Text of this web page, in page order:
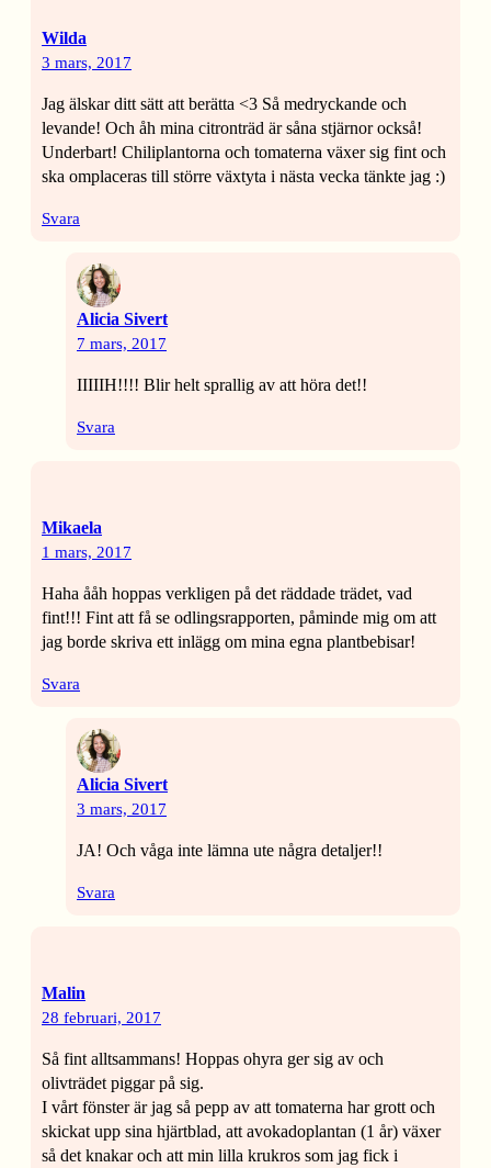
Wilda
3 mars, 2017
Jag älskar ditt sätt att berätta <3 Så medryckande och
levande! Och åh mina citronträd är såna stjärnor också!
Underbart! Chiliplantorna och tomaterna växer sig fint och
ska omplaceras till större växtyta i nästa vecka tänkte jag :)
Svara
Alicia Sivert
7 mars, 2017
IIIIIH!!!! Blir helt sprallig av att höra det!!
Svara
Mikaela
1 mars, 2017
Haha ååh hoppas verkligen på det räddade trädet, vad
fint!!! Fint att få se odlingsrapporten, påminde mig om att
jag borde skriva ett inlägg om mina egna plantbebisar!
Svara
Alicia Sivert
3 mars, 2017
JA! Och våga inte lämna ute några detaljer!!
Svara
Malin
28 februari, 2017
Så fint alltsammans! Hoppas ohyra ger sig av och
olivträdet piggar på sig.
I vårt fönster är jag så pepp av att tomaterna har grott och
skickat upp sina hjärtblad, att avokadoplantan (1 år) växer
så det knakar och att min lilla krukros som jag fick i